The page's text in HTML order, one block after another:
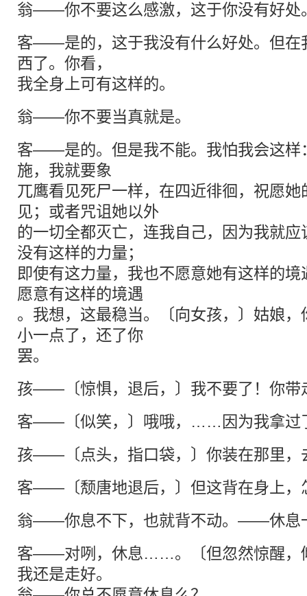
翁——你不要这么感激，这于你没有好处
客——是的，这于我没有什么好处。但在
西了。你看，
我全身上可有这样的。
翁——你不要当真就是。
客——是的。但是我不能。我怕我会这样
施，我就要象
兀鹰看见死尸一样，在四近徘徊，祝愿
见；或者咒诅她以外
的一切全都灭亡，连我自己，因为我就
没有这样的力量；
即使有这力量，我也不愿意她有这样的
愿意有这样的境遇
。我想，这最稳当。〔向女孩，〕姑娘
小一点了，还了你
罢。
孩——〔惊惧，退后，〕我不要了！你带
客——〔似笑，〕哦哦，……因为我拿过
孩——〔点头，指口袋，〕你装在那里，
客——〔颓唐地退后，〕但这背在身上
翁——你息不下，也就背不动。——休息
客——对咧，休息……。〔但忽然惊醒，
我还是走好。